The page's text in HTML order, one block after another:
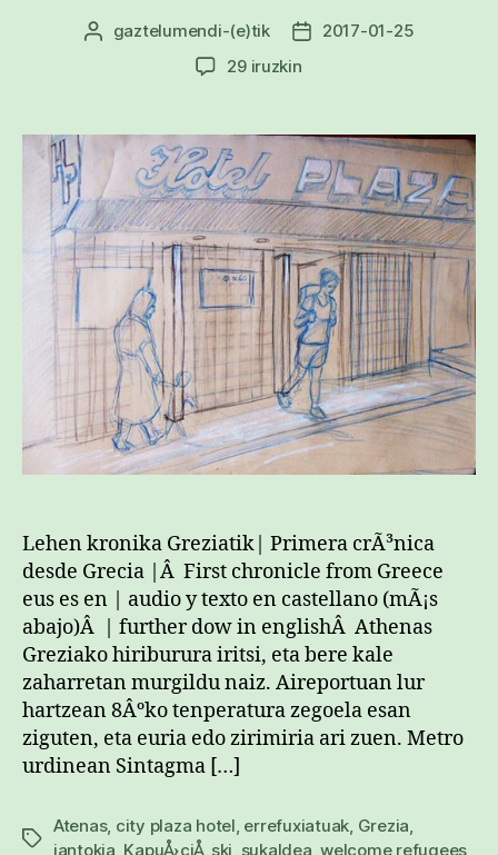
Argitalpenaren
gaztelumendi-(e)tik
Argitalpenaren
2017-01-25
29 iruzkin#cityPlaza
sarreran
Lehen kronika Greziatik| Primera crÃ³nica
desde Grecia |Â First chronicle from Greece
eus es en | audio y texto en castellano (mÃ¡s
abajo)Â | further dow in englishÂ Athenas
Greziako hiriburura iritsi, eta bere kale
zaharretan murgildu naiz. Aireportuan lur
hartzean 8Âºko tenperatura zegoela esan
ziguten, eta euria edo zirimiria ari zuen. Metro
urdinean Sintagma […]
Etiketak
Atenas, city plaza hotel, errefuxiatuak, Grezia,
jantokia KapuÅ›ciÅ„ski sukaldea ,welcome refugees